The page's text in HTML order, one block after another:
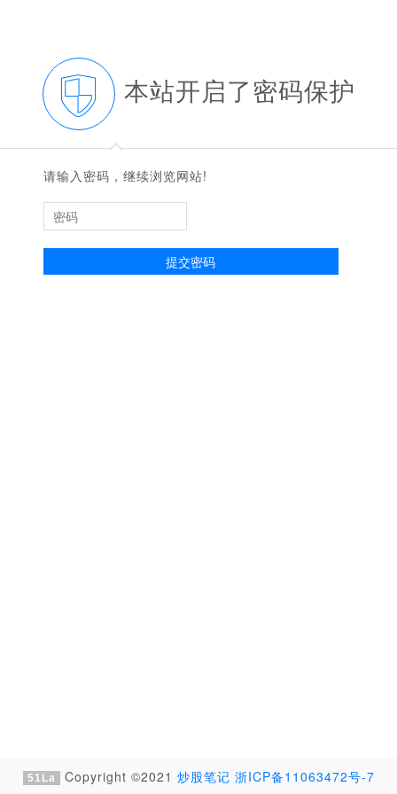
本站开启了密码保护
◆
◆
请输入密码，继续浏览网站!
提交密码
51La Copyright ©2021 炒股笔记 浙ICP备11063472号-7